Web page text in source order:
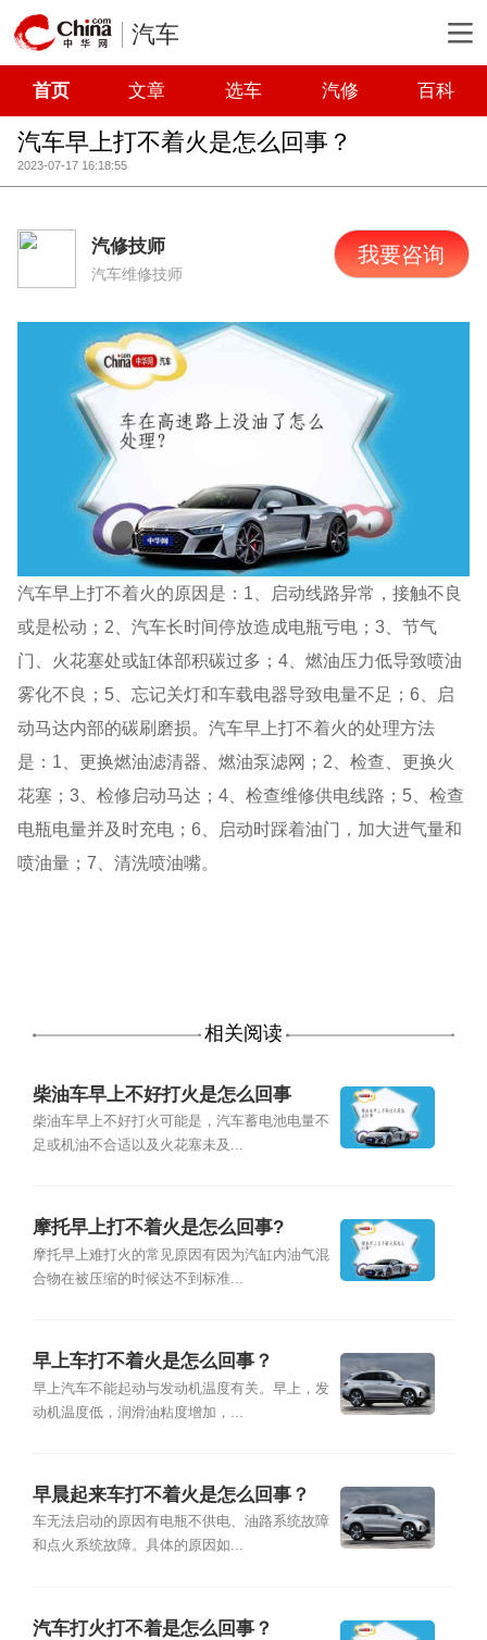
汽车
首页 文章 选车 汽修 百科
汽车早上打不着火是怎么回事？
2023-07-17 16:18:55
汽修技师
汽车维修技师
我要咨询
汽车早上打不着火的原因是：1、启动线路异常，接触不良
或是松动；2、汽车长时间停放造成电瓶亏电；3、节气
门、火花塞处或缸体部积碳过多；4、燃油压力低导致喷油
雾化不良；5、忘记关灯和车载电器导致电量不足；6、启
动马达内部的碳刷磨损。汽车早上打不着火的处理方法
是：1、更换燃油滤清器、燃油泵滤网；2、检查、更换火
花塞；3、检修启动马达；4、检查维修供电线路；5、检查
电瓶电量并及时充电；6、启动时踩着油门，加大进气量和
喷油量；7、清洗喷油嘴。
相关阅读
柴油车早上不好打火是怎么回事
柴油车早上不好打火可能是，汽车蓄电池电量不
足或机油不合适以及火花塞未及...
摩托早上打不着火是怎么回事?
摩托早上难打火的常见原因有因为汽缸内油气混
合物在被压缩的时候达不到标准...
早上车打不着火是怎么回事？
早上汽车不能起动与发动机温度有关。早上，发
动机温度低，润滑油粘度增加，...
早晨起来车打不着火是怎么回事？
车无法启动的原因有电瓶不供电、油路系统故障
和点火系统故障。具体的原因如...
汽车打火打不着是怎么回事？